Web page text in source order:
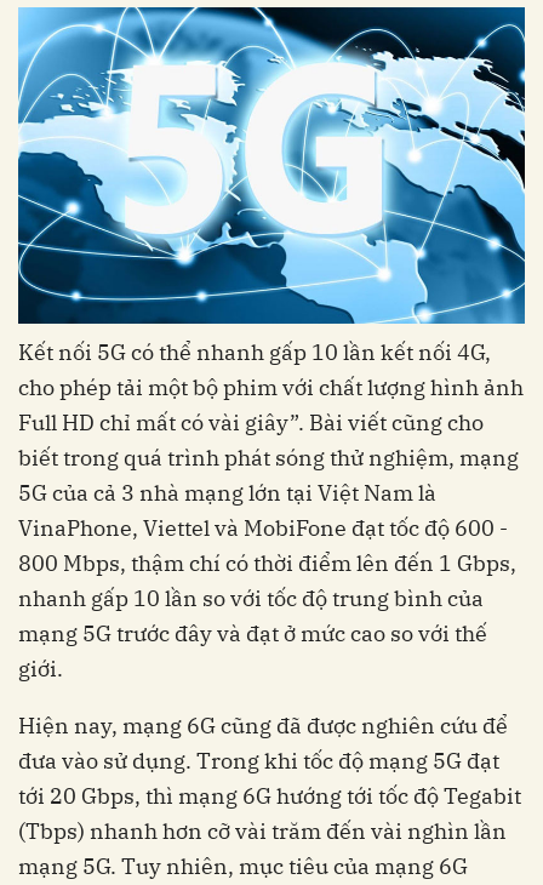
Kết nối 5G có thể nhanh gấp 10 lần kết nối 4G,
cho phép tải một bộ phim với chất lượng hình ảnh
Full HD chỉ mất có vài giây”. Bài viết cũng cho
biết trong quá trình phát sóng thử nghiệm, mạng
5G của cả 3 nhà mạng lớn tại Việt Nam là
VinaPhone, Viettel và MobiFone đạt tốc độ 600 -
800 Mbps, thậm chí có thời điểm lên đến 1 Gbps,
nhanh gấp 10 lần so với tốc độ trung bình của
mạng 5G trước đây và đạt ở mức cao so với thế
giới.
Hiện nay, mạng 6G cũng đã được nghiên cứu để
đưa vào sử dụng. Trong khi tốc độ mạng 5G đạt
tới 20 Gbps, thì mạng 6G hướng tới tốc độ Tegabit
(Tbps) nhanh hơn cỡ vài trăm đến vài nghìn lần
mạng 5G. Tuy nhiên, mục tiêu của mạng 6G